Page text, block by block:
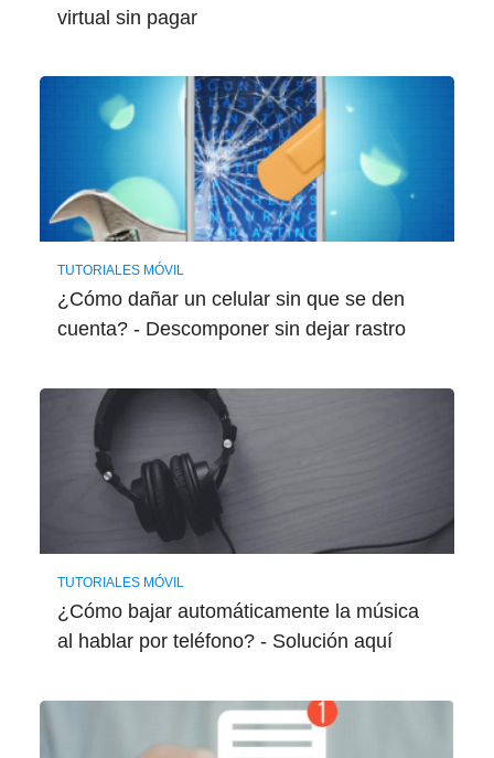
virtual sin pagar
TUTORIALES MÓVIL
¿Cómo dañar un celular sin que se den
cuenta? - Descomponer sin dejar rastro
TUTORIALES MÓVIL
¿Cómo bajar automáticamente la música
al hablar por teléfono? - Solución aquí